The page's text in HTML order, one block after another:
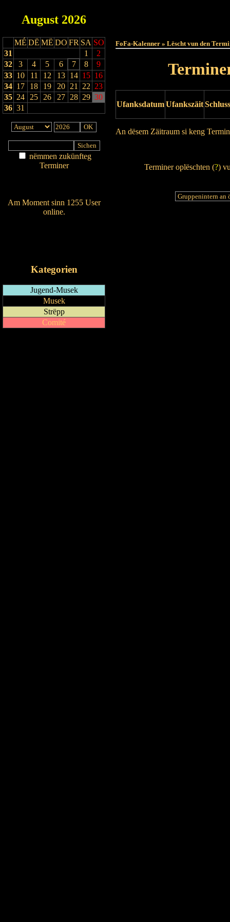
August 2026
MÉ DË MË DO FR SA SO
31
1
2
32
3 4 5 6 7 8
9
33 10 11 12 13 14 15 16
34 17 18 19 20 21 22 23
35 24 25 26 27 28 29 30
36 31
nëmmen zukünfteg
Terminer
Am Moment sinn 1255 User
online.
Kategorien
Jugend-Musek
Musek
Strëpp
Comité
FoFa-Kalenner » Lëscht vun den
UfanksdatumUfankszäit
An dësem Zäitraum si keng
Terminer oplëschten (?)